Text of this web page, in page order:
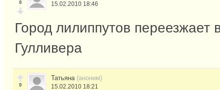
0 15.02.2010 18:46
Город лилиппутов переезжает
Гулливера
0
Татьяна (аноним)
15.02.2010 18:21